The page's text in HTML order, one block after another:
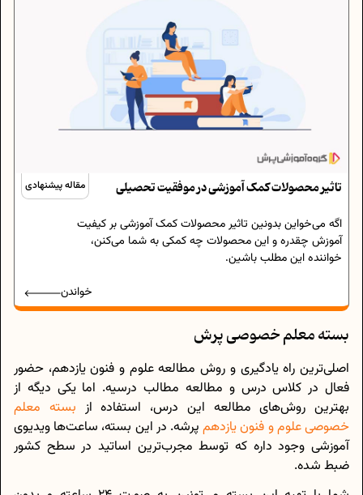
مقاله پیشنهادی تاثیر محصولات کمک آموزشی در موفقیت تحصیلی
اگه می‌خواین بدونین تاثیر محصولات کمک آموزشی بر کیفیت
آموزش چقدره و این محصولات چه کمکی به شما می‌کنن،
خواننده این مطلب باشین.
خواندن
بسته معلم خصوصی پرش
اصلی‌ترین راه یادگیری و روش مطالعه علوم و فنون یازدهم، حضور
فعال در کلاس درس و مطالعه مطالب درسیه. اما یکی دیگه از
بهترین روش‌های مطالعه این درس، استفاده از بسته معلم
خصوصی علوم و فنون یازدهمپرشه. در این بسته، ساعت‌ها ویدیوی
آموزشی وجود داره که توسط مجرب‌ترین اساتید در سطح کشور
ضبط شده.